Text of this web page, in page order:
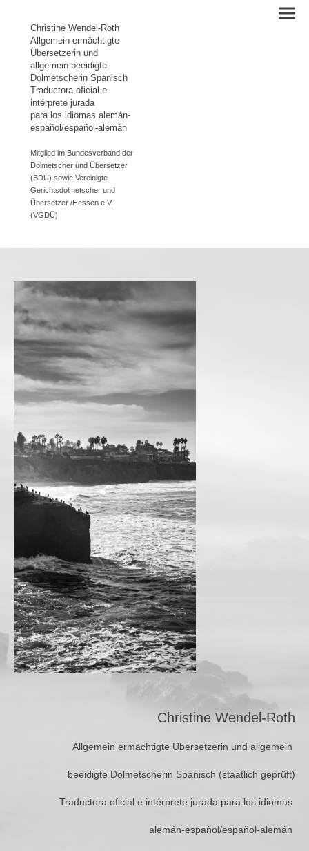
Christine Wendel-Roth
Allgemein ermächtigte
Übersetzerin und
allgemein beeidigte
Dolmetscherin Spanisch
Traductora oficial e
intérprete jurada
para los idiomas alemán-
español/español-alemán
Mitglied im Bundesverband der
Dolmetscher und Übersetzer
(BDÜ) sowie Vereinigte
Gerichtsdolmetscher und
Übersetzer /Hessen e.V.
(VGDÜ)
Christine Wendel-Roth
Allgemein ermächtigte Übersetzerin und allgemein
beeidigte Dolmetscherin Spanisch (staatlich geprüft)
Traductora oficial e intérprete jurada para los idiomas
alemán-español/español-alemán